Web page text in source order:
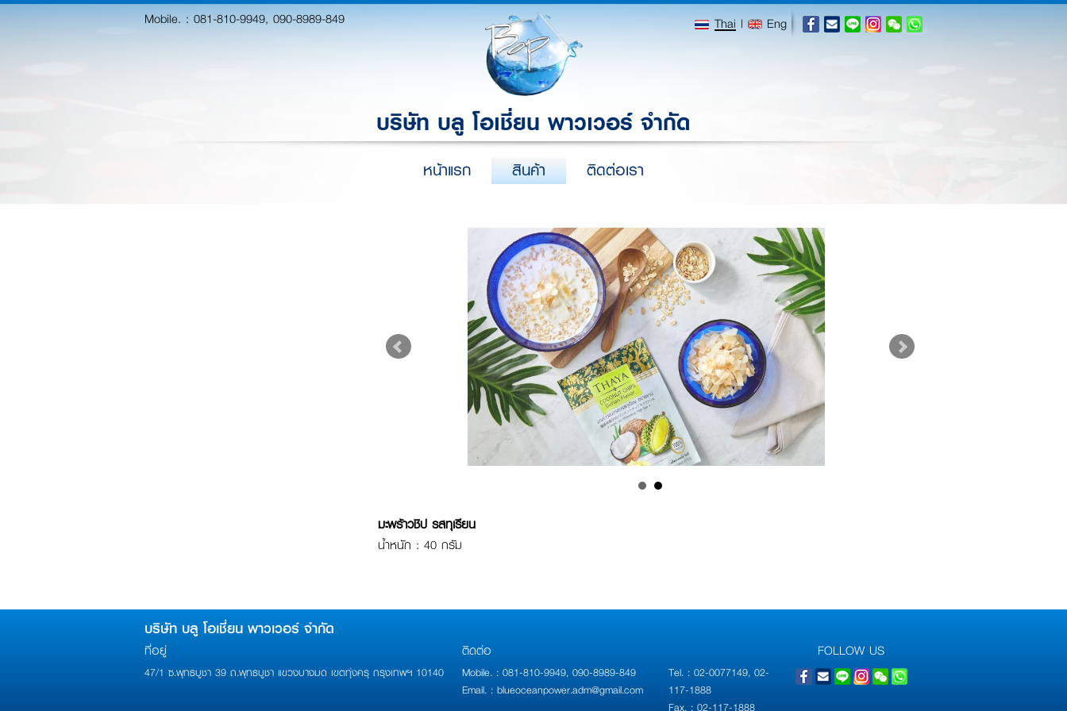
Mobile. :081-810-9949, 090-8989-849 Thai | Eng
บริษัท บลู โอเชี่ยน พาวเวอร์ จำกัด
หน้าแรก สินค้า ติดต่อเรา
มะพร้าวชิป รสทุเรียน
น้ำหนัก : 40 กรัม
บริษัท บลู โอเชี่ยน พาวเวอร์ จำกัด
ที่อยู่
47/1 ซ.พุทธบูชา 39 ถ.พุทธบูชา แขวงบางมด เขตทุ่งครุ กรุงเทพฯ 10140
ติดต่อ
Mobile. : 081-810-9949, 090-8989-849
Email. : blueoceanpower.adm@gmail.com
Tel. : 02-0077149, 02-
117-1888
Fax. : 02-117-1888
FOLLOW US